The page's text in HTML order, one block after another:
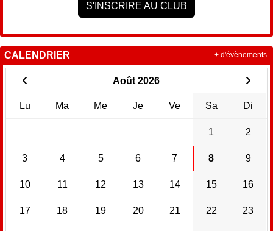
S'INSCRIRE AU CLUB
CALENDRIER
Août 2026
Lu Ma Me Je Ve Sa Di
1 2
3 4 5 6 7 8 9
10 11 12 13 14 15 16
17 18 19 20 21 22 23
+ d'évènements